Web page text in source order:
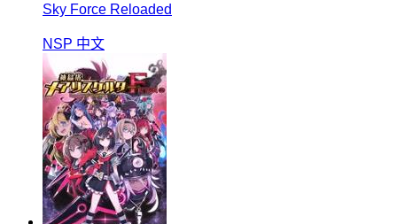
Sky Force Reloaded
NSP 中文